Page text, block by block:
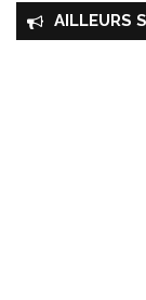
AILLEURS